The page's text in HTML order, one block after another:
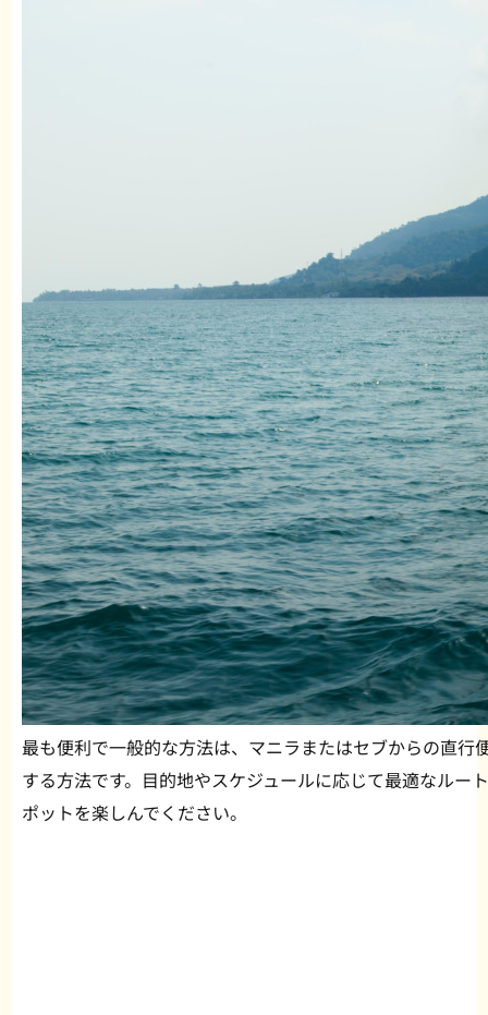
最も便利で一般的な方法は、マニラまたはセブからの直行
する方法です。目的地やスケジュールに応じて最適なルー
ポットを楽しんでください。